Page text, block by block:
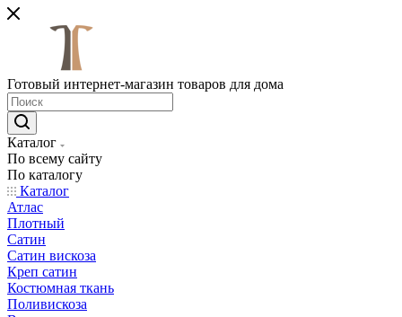
Готовый интернет-магазин товаров для дома
Каталог
По всему сайту
По каталогу
Каталог
Атлас
Плотный
Сатин
Сатин вискоза
Креп сатин
Костюмная ткань
Поливискоза